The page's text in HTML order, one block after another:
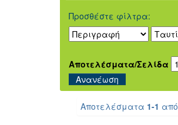
Προσθέστε φίλτρα:
Αποτελέσματα/Σελίδα
Αποτελέσματα 1-1 από